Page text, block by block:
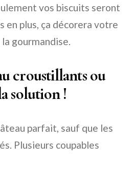
vos biscuits seront
en plus, ça décorera votre
gourmandise.
croustillants ou
solution !
parfait, sauf que les
Plusieurs coupables